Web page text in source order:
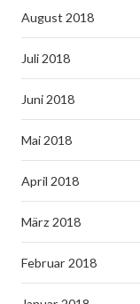
August 2018
Juli 2018
Juni 2018
Mai 2018
April 2018
März 2018
Februar 2018